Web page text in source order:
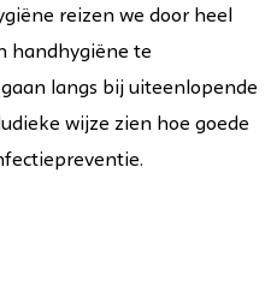
reizen we door heel
handhygiëne te
langs bij uiteenlopende
wijze zien hoe goede